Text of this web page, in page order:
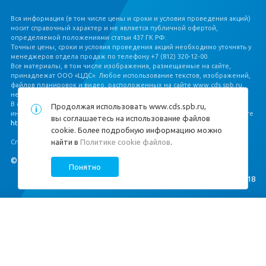
© ЦДС, 1999–2026
Вся информация (в том числе цены и сроки и условия проведения акций)
носит справочный характер и не является публичной офертой,
определяемой положениями статьи 437 ГК РФ.
Точные цены, сроки и условия проведения акций необходимо уточнять у
менеджеров отдела продаж по телефону +7 (812) 320‐12‐00.
Все материалы, в том числе изображения, размещаемые на сайте,
принадлежат ООО «ЦДС». Любое использование текстов, изображений,
файлов планировок и видео, расположенных на сайте www.cds.spb.ru,
не допускается без письменного разрешения ООО «ЦДС».
В соответствии с Федеральным законом от 30.12.2004 № 214‐ФЗ, полная
информация о застройщике и проекте строительства размещена на сайте
https://наш.дом.рф/.
Специальная оценка условий трудаhttps://cds.spb.ru/sout/
M18
Продолжая использовать www.cds.spb.ru,
вы соглашаетесь на использование файлов
cookie. Более подробную информацию можно
найти в Политике cookie файлов.
Понятно